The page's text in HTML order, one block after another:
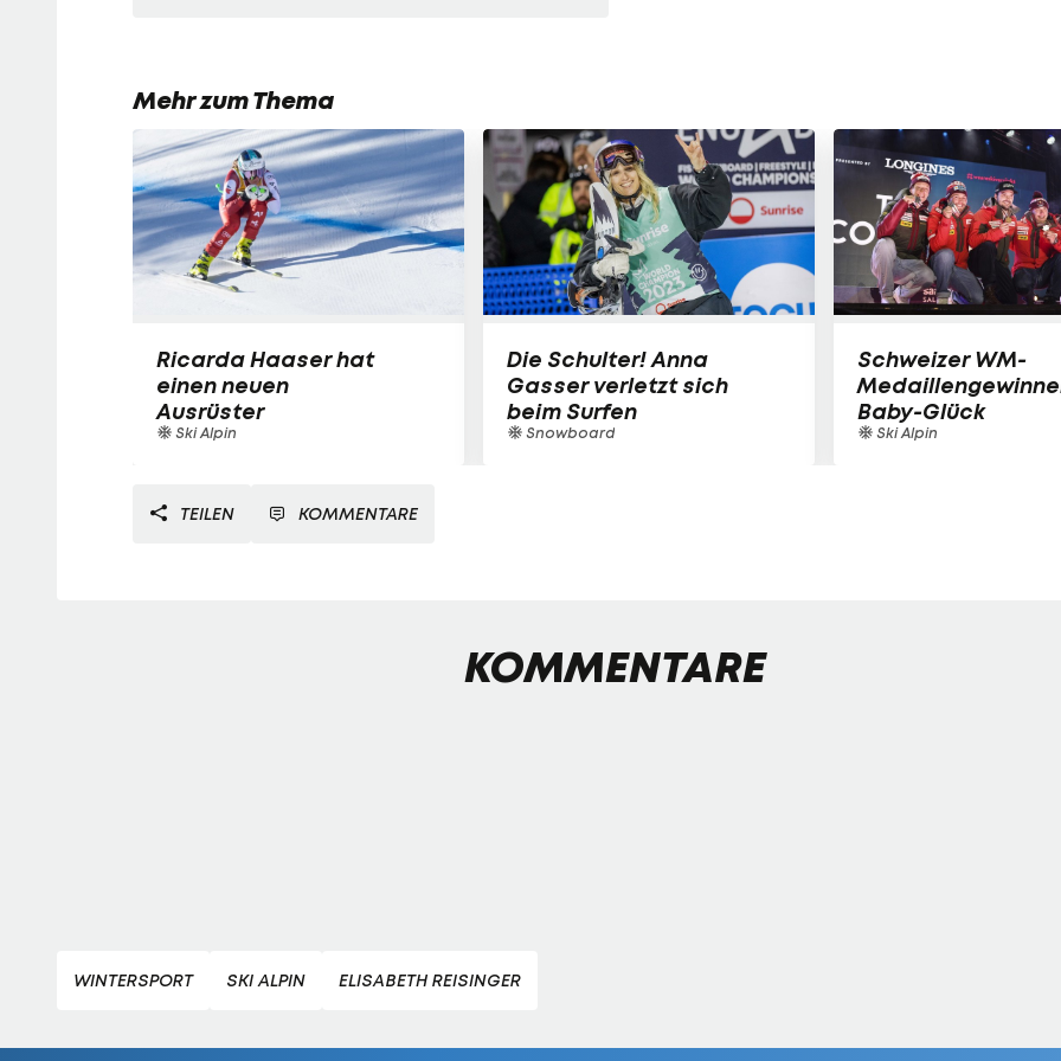
Mehr zum Thema
Ricarda Haaser hat
einen neuen
Ausrüster
Ski Alpin
Die Schulter! Anna
Gasser verletzt sich
beim Surfen
Snowboard
Schweizer WM-
Medaillengewinner
Baby-Glück
Ski Alpin
TEILEN KOMMENTARE
KOMMENTARE
WINTERSPORT SKI ALPIN ELISABETH REISINGER